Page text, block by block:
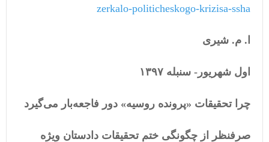
zerkalo-politicheskogo-krizisa-ssha
ا. م. شیری
اول شهریور- سنبله ١٣۹۷
چرا تحقیقات «پرونده روسیه» دور فاجعه‌بار می‌گیرد
صرفنظر از چگونگی ختم تحقیقات دادستان ویژه